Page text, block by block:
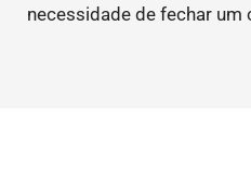
necessidade de fechar um